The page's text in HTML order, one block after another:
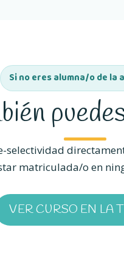
Si no eres alumna/o de la
selectividad
matriculada/o en
VER CURSO EN LA
(SE